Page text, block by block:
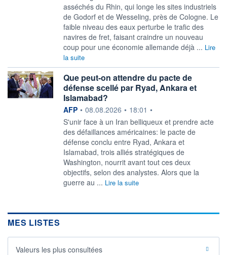
asséchés du Rhin, qui longe les sites industriels
de Godorf et de Wesseling, près de Cologne. Le
faible niveau des eaux perturbe le trafic des
navires de fret, faisant craindre un nouveau
coup pour une économie allemande déjà ... Lire
la suite
Que peut-on attendre du pacte de
défense scellé par Ryad, Ankara et
Islamabad?
information fournie par
AFP • 08.08.2026 • 18:01 •
S'unir face à un Iran belliqueux et prendre acte
des défaillances américaines: le pacte de
défense conclu entre Ryad, Ankara et
Islamabad, trois alliés stratégiques de
Washington, nourrit avant tout ces deux
objectifs, selon des analystes. Alors que la
guerre au ... Lire la suite
MES LISTES
Valeurs les plus consultées